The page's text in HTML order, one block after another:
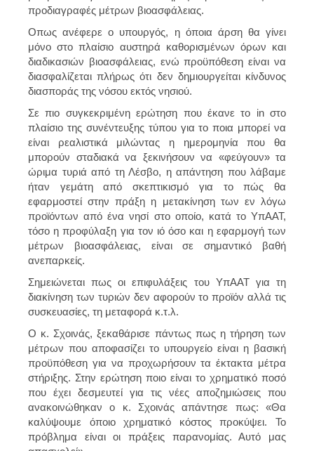
προδιαγραφές μέτρων βιοασφάλειας.
Οπως ανέφερε ο υπουργός, η όποια άρσηθα γίνει
μόνο στο πλαίσιο αυστηρά καθορισμένων όρων και
διαδικασιών βιοασφάλειας, ενώ προϋπόθεση είναι να
διασφαλίζεται πλήρως ότι δεν δημιουργείται κίνδυνος
διασποράς της νόσου εκτός νησιού.
Σε πιο συγκεκριμένη ερώτηση που έκανε το inστο
πλαίσιο της συνέντευξης τύπου για το ποια μπορεί να
είναι ρεαλιστικά μιλώντας η ημερομηνία που θα
μπορούν σταδιακά να ξεκινήσουν να «φεύγουν» τα
ώριμα τυριά από τη Λέσβο, η απάντηση που λάβαμε
ήταν γεμάτη από σκεπτικισμό για το πώς θα
εφαρμοστεί στην πράξη η μετακίνηση των εν λόγω
προϊόντων από ένα νησί στο οποίο, κατά το ΥπΑΑΤ,
τόσο η προφύλαξη για τον ιό όσο και η εφαρμογή των
μέτρων βιοασφάλειας, είναι σε σημαντικό βαθή
ανεπαρκείς.
Σημειώνεται πως οι επιφυλάξεις του ΥπΑΑΤ για τη
διακίνηση των τυριών δεν αφορούν το προϊόν αλλά τις
συσκευασίες, τη μεταφορά κ.τ.λ.
Ο κ. Σχοινάς, ξεκαθάρισε πάντως πως η τήρηση των
μέτρων που αποφασίζει το υπουργείο είναι η βασική
προϋπόθεση για να προχωρήσουν τα έκτακτα μέτρα
στήριξης. Στην ερώτηση ποιο είναι το χρηματικό ποσό
που έχει δεσμευτεί για τις νέες αποζημιώσεις που
ανακοινώθηκαν ο κ. Σχοινάς απάντησε πως: «Θα
καλύψουμε όποιο χρηματικό κόστος προκύψει. Το
πρόβλημα είναι οι πράξεις παρανομίας. Αυτό μας